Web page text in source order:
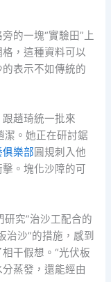
的一塊“實驗田”上
，這種資料可以
表示不如傳統的
趙琦統一批來
潔。她正在研討鋸
樂部 圓規刺入他
。塊化沙障的可
研究”治沙工配合的
治沙”的措施，感到
干假想。“光伏板
蒸發，還能經由